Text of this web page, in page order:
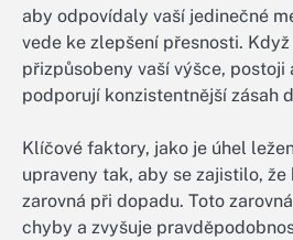
aby odpovídaly vaší jedinečné
vede ke zlepšení přesnosti.
přizpůsobeny vaší výšce, postoji
podporují konzistentnější zásah
Klíčové faktory, jako je úhel
upraveny tak, aby se zajistilo, že
zarovná při dopadu. Toto
chyby a zvyšuje